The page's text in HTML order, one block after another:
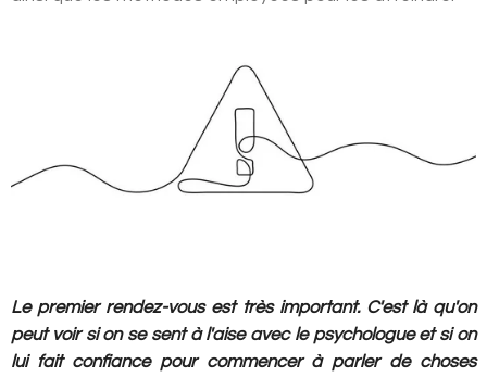
Le premier rendez-vous est très important. C'est là qu'on
peut voir si on se sent à l'aise avec le psychologue et si on
lui fait confiance pour commencer à parler de choses